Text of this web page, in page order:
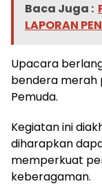
Baca Juga :
LAPORAN
Upacara
bendera merah
Pemuda.
Kegiatan ini
diharapkan
memperkuat
keberagaman.